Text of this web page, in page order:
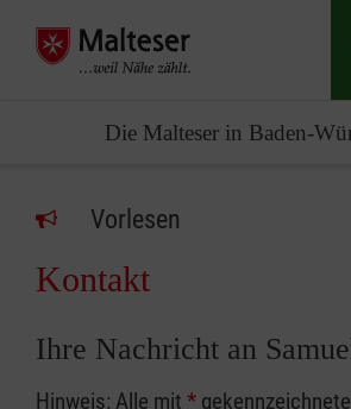
Die Malteser in Baden-
Vorlesen
Kontakt
Ihre Nachricht an
Hinweis: Alle mit *